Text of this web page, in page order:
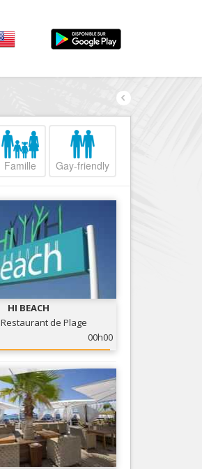
...
Par quartiers
Nice Promenade du
Nice le Port
Nice le Vieux Nice
Nice le Coeur de Ville
Nice les Collines Niçoises
Nice le petit Marais Niçois
Nice la plaine du Var
Nice Aéroport
Famille Gay-friendly
HI BEACH
de Plage
00h00